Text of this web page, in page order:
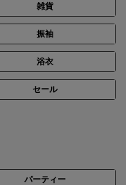
雑貨
振袖
浴衣
セール
パーティー